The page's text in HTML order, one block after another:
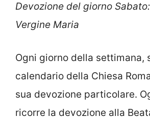
Devozione del giorno
Vergine Maria
Ogni giorno della settimana,
calendario della Chiesa
sua devozione particolare.
ricorre la devozione alla